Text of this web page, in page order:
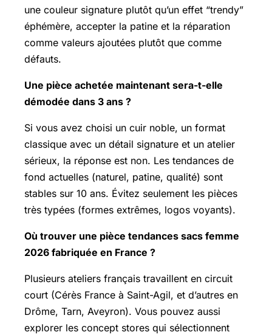
une couleur signature plutôt qu’un effet “trendy”
éphémère, accepter la patine et la réparation
comme valeurs ajoutées plutôt que comme
défauts.
Une pièce achetée maintenant sera-t-elle
démodée dans 3 ans ?
Si vous avez choisi un cuir noble, un format
classique avec un détail signature et un atelier
sérieux, la réponse est non. Les tendances de
fond actuelles (naturel, patine, qualité) sont
stables sur 10 ans. Évitez seulement les pièces
très typées (formes extrêmes, logos voyants).
Où trouver une pièce tendances sacs femme
2026 fabriquée en France ?
Plusieurs ateliers français travaillent en circuit
court (Cérès France à Saint-Agil, et d’autres en
Drôme, Tarn, Aveyron). Vous pouvez aussi
explorer les concept stores qui sélectionnent